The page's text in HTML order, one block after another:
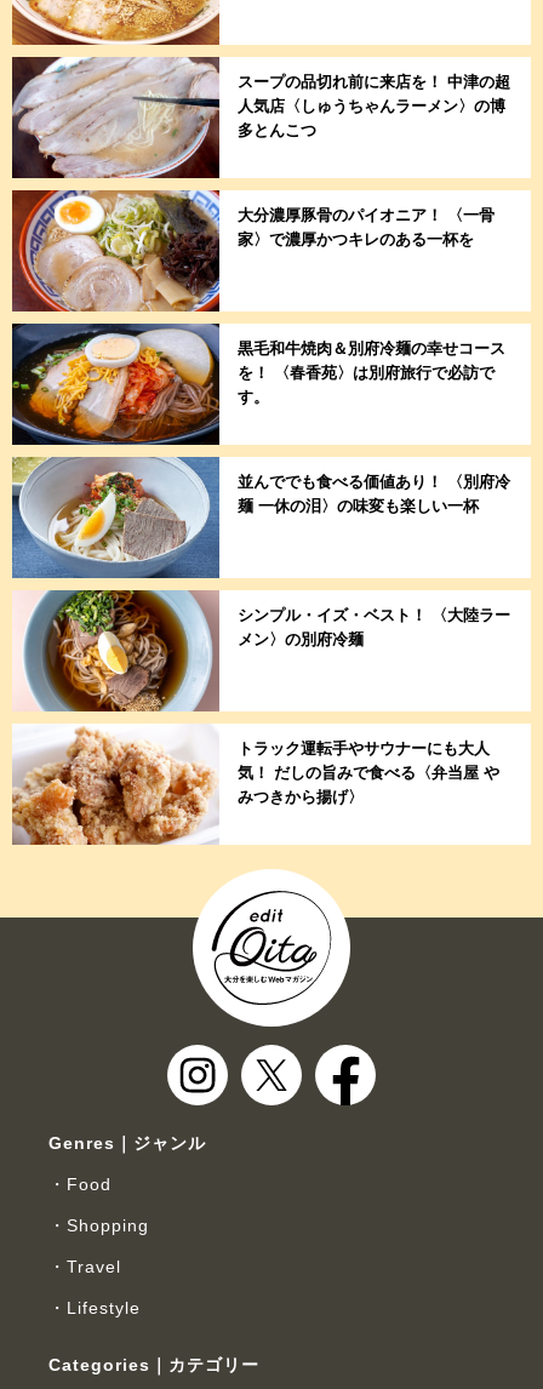
スープの品切れ前に来店を！ 中津の超
人気店〈しゅうちゃんラーメン〉の博
多とんこつ
大分濃厚豚骨のパイオニア！ 〈一骨
家〉で濃厚かつキレのある一杯を
黒毛和牛焼肉＆別府冷麺の幸せコース
を！ 〈春香苑〉は別府旅行で必訪で
す。
並んででも食べる価値あり！ 〈別府冷
麺 一休の泪〉の味変も楽しい一杯
シンプル・イズ・ベスト！ 〈大陸ラー
メン〉の別府冷麺
トラック運転手やサウナーにも大人
気！ だしの旨みで食べる〈弁当屋 や
みつきから揚げ〉
Genres｜ジャンル
Food
Shopping
Travel
Lifestyle
Categories｜カテゴリー